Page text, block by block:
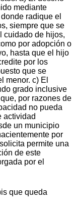
mediante
radique el
siempre que se
cuidado de hijos,
por adopción o
hasta que el hijo
por los
que se
menor. c) El
grado inclusive
por razones de
no pueda
actividad
un municipio
por
permite una
de este
por el
que queda